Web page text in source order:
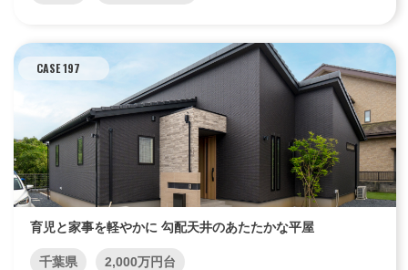
CASE 197
育児と家事を軽やかに 勾配天井のあたたかな平屋
千葉県 2,000万円台